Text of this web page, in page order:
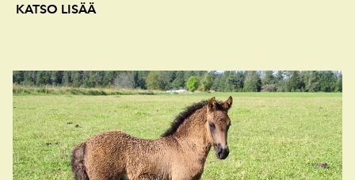
KATSO LISÄÄ